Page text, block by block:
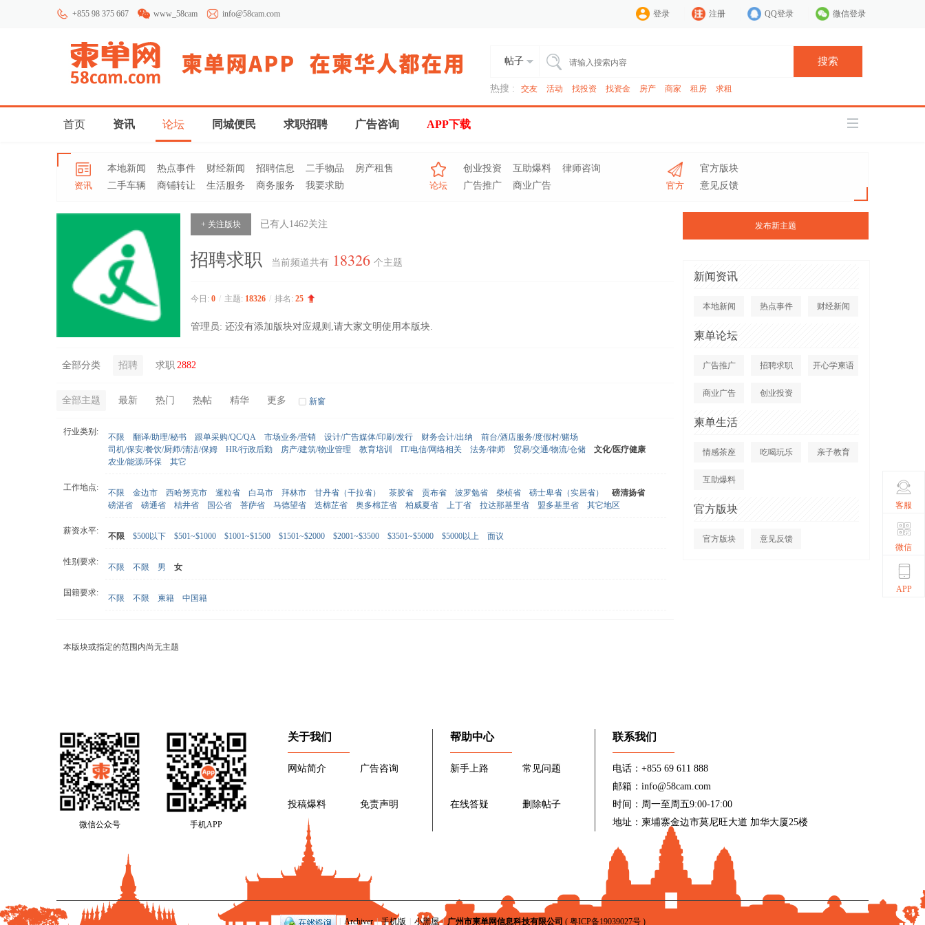
+855 98 375 667 www_58cam info@58cam.com 登录 注册 QQ登录 微信登录
帖子 搜索
热搜 : 交友 活动 找投资 找资金 房产 商家 租房 求租
首页 资讯 论坛 同城便民 求职招聘 广告咨询 APP下载
资讯
本地新闻 热点事件 财经新闻 招聘信息 二手物品
房产租售
二手车辆
商铺转让 生活服务 商务服务 我要求助 论坛
创业投资 互助爆料
律师咨询
广告推广
商业广告 官方
官方版块
意见反馈
发布新主题
新闻资讯
本地新闻 热点事件 财经新闻
柬单论坛
广告推广 招聘求职 开心学柬语
商业广告 创业投资
柬单生活
情感茶座 吃喝玩乐 亲子教育
互助爆料
官方版块
官方版块 意见反馈
+ 关注版块 已有人 1462关注
招聘求职 当前频道共有 18326 个主题
今日: 0 / 主题: 18326 / 排名: 25
管理员: 还没有添加版块对应规则,请大家文明使用本版块.
全部分类 招聘 求职 2882
全部主题 最新 热门 热帖 精华 更多 新窗
行业类别:
不限 翻译/助理/秘书 跟单采购/QC/QA 市场业务/营销 设计/广告媒体/印刷/发行 财务会计/出纳
前台/酒店服务/度假村/赌场
司机/保安/餐饮/厨师/清洁/保姆
HR/行政后勤 房产/建筑/物业管理 教育培训 IT/电信/网络相关 法务/律师 贸易/交通/物流/仓储
文化/医疗健康
农业/能源/环保
其它
工作地点:
不限 金边市 西哈努克市 暹粒省 白马市 拜林市 甘丹省（干拉省） 茶胶省 贡布省 波罗勉省 柴桢省 磅士卑省（实居省）
磅清扬省
磅湛省
磅通省 桔井省 国公省 菩萨省 马德望省 迭棉芷省 奥多棉芷省 柏威夏省 上丁省 拉达那基里省 盟多基里省 其它地区
薪资水平:
不限 $500以下 $501~$1000 $1001~$1500 $1501~$2000 $2001~$3500 $3501~$5000 $5000以上 面议
性别要求:
不限 不限 男 女
国籍要求:
不限 不限 柬籍 中国籍
本版块或指定的范围内尚无主题
微信公众号 手机APP
关于我们
网站简介 广告咨询
投稿爆料 免责声明
帮助中心
新手上路 常见问题
在线答疑 删除帖子
联系我们
电话：+855 69 611 888
邮箱：info@58cam.com
时间：周一至周五9:00-17:00
地址：柬埔寨金边市莫尼旺大道 加华大厦25楼
Archiver | 手机版 小黑屋 | 广州市柬单网信息科技有限公司 ( 粤ICP备19039027号)
客服
微信
APP